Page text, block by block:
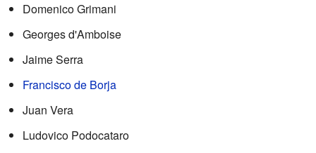
Domenico Grimani
Georges d'Amboise
Jaime Serra
Francisco de Borja
Juan Vera
Ludovico Podocataro